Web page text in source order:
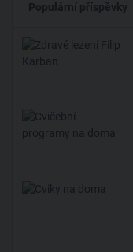
Populární příspěvky